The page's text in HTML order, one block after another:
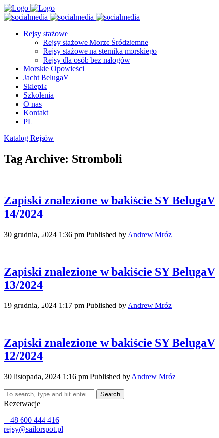
Rejsy stażowe
Rejsy stażowe Morze Śródziemne
Rejsy stażowe na sternika morskiego
Rejsy dla osób bez nałogów
Morskie Opowieści
Jacht BelugaV
Sklepik
Szkolenia
O nas
Kontakt
PL
Katalog Rejsów
Tag Archive: Stromboli
Zapiski znalezione w bakiście SY BelugaV
14/2024
30 grudnia, 2024 1:36 pm Published by Andrew Mróz
Zapiski znalezione w bakiście SY BelugaV
13/2024
19 grudnia, 2024 1:17 pm Published byAndrew Mróz
Zapiski znalezione w bakiście SY BelugaV
12/2024
30 listopada, 2024 1:16 pm Published by Andrew Mróz
Search
Rezerwacje
+ 48 600 444 416‬
rejsy@sailorspot.pl